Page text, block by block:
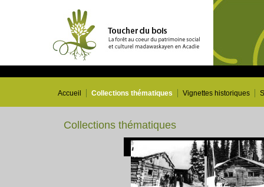
Accueil Collections thématiques Vignettes historiques
Collections thématiques